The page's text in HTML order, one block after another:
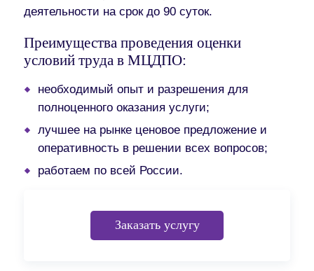
деятельности на срок до 90 суток.
Преимущества проведения оценки
условий труда в МЦДПО:
необходимый опыт и разрешения для
полноценного оказания услуги;
лучшее на рынке ценовое предложение и
оперативность в решении всех вопросов;
работаем по всей России.
Заказать услугу